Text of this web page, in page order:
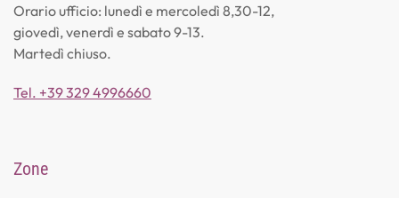
Orario ufficio: lunedì e mercoledì 8,30-12,
giovedì, venerdì e sabato 9-13.
Martedì chiuso.
Tel. +39 329 4996660
Zone